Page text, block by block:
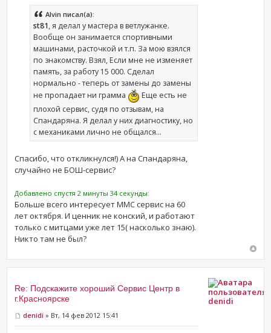
Alvin писал(а):
st81, я делал у мастера в ветлужанке.
Вообще он занимается спортивными
машинами, расточкой и т.п. За мою взялся
по знакомству. Взял, Если мне не изменяет
память, за работу 15 000. Сделал
нормально - теперь от замены до замены
не пропадает ни грамма
Еще есть не
плохой сервис, судя по отзывам, на
Спандаряна. Я делал у них диагностику, но
с механиками лично не общался...
Спасибо, что откликнулся!) А на Спандаряна,
случайно не БОШ-сервис?
Добавлено спустя 2 минуты 34 секунды:
Больше всего интересует ММС сервис на 60
лет октября. И ценник не конский, и работают
только с митцами уже лет 15( насколько знаю).
Никто там не был?
Re: Подскажите хороший Сервис Центр в
г.Красноярске
denidi » Вт, 14 фев 2012 15:41
denidi